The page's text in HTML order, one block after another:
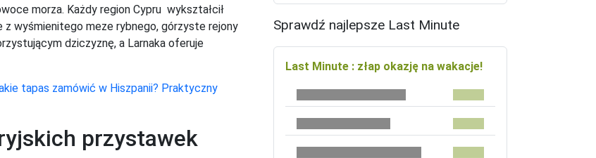
morza. Każdy region Cypru wykształcił
wyśmienitego meze rybnego, górzyste rejony
dziczyznę, a Larnaka oferuje
tapas zamówić w Hiszpanii? Praktyczny
przystawek
Sprawdź najlepsze Last Minute
Last Minute : złap okazję na wakacje!